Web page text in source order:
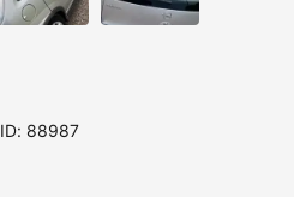
ID: 88987